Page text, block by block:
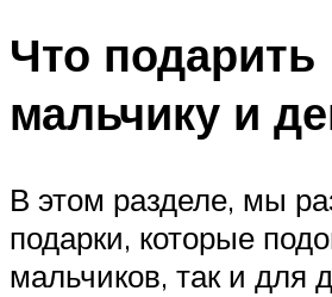
Что подарить
мальчику и
В этом разделе, мы
подарки, которые
мальчиков, так и для